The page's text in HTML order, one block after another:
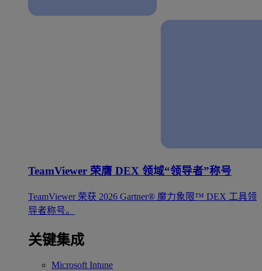
TeamViewer 荣膺 DEX 领域“领导者”称号
TeamViewer 荣获 2026 Gartner® 魔力象限™ DEX 工具领
导者称号。
关键集成
Microsoft Intune